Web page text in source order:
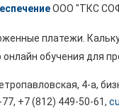
ООО "ТКС
платежи.
онлайн обучения для
4-а,
+7 (812) 449-50-61,